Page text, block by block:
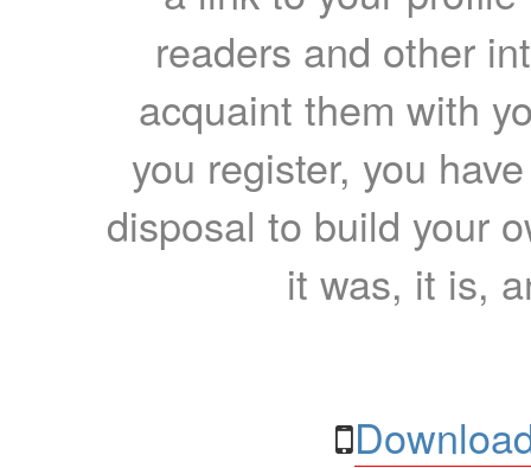
readers and other
acquaint them with
you register, you
disposal to build your
it was, it is,